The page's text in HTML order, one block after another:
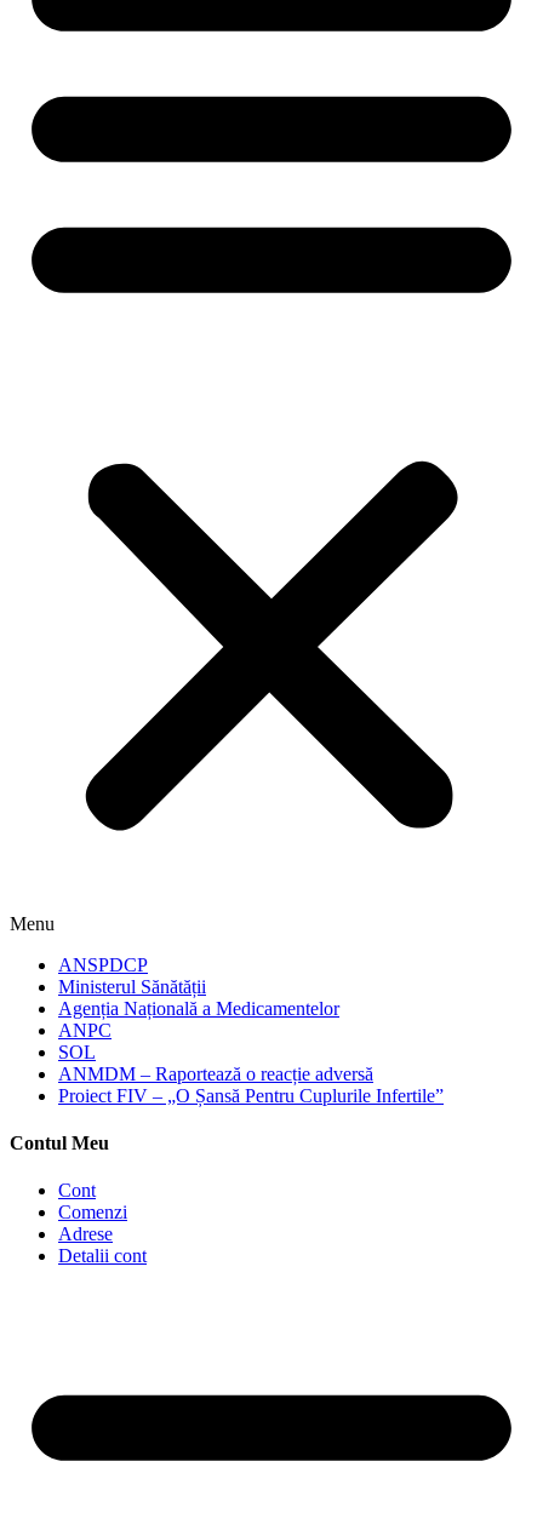
Menu
ANSPDCP
Ministerul Sănătății
Agenția Națională a Medicamentelor
ANPC
SOL
ANMDM – Raportează o reacție adversă
Proiect FIV – „O Șansă Pentru Cuplurile Infertile”
Contul Meu
Cont
Comenzi
Adrese
Detalii cont